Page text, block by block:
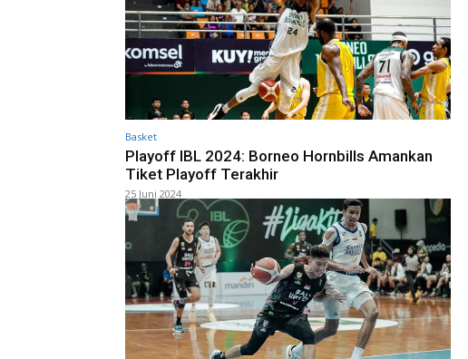
Basket
Playoff IBL 2024: Borneo Hornbills Amankan
Tiket Playoff Terakhir
25 Juni 2024